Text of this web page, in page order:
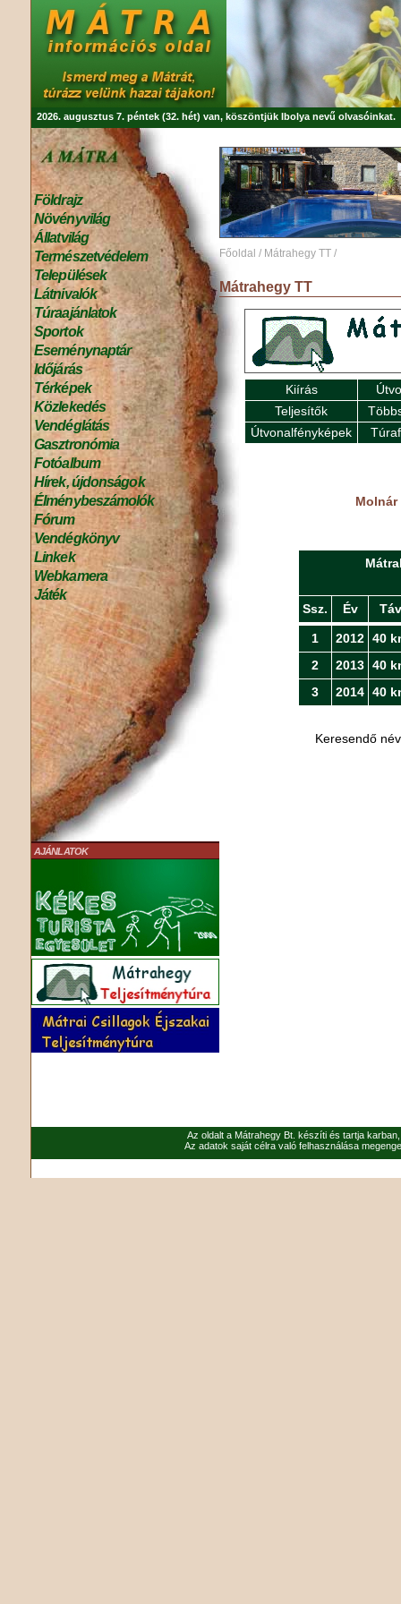
2026. augusztus 7. péntek (32. hét) van, köszöntjük Ibolya nevű olvasóinkat.
Földrajz
Növényvilág
Állatvilág
Természetvédelem
Települések
Látnivalók
Túraajánlatok
Sportok
Eseménynaptár
Időjárás
Térképek
Közlekedés
Vendéglátás
Gasztronómia
Fotóalbum
Hírek, újdonságok
Élménybeszámolók
Fórum
Vendégkönyv
Linkek
Webkamera
Játék
AJÁNLATOK
Főoldal / Mátrahegy TT /
Mátrahegy TT
Kiírás
Teljesítők
Útvonalfényképek
Molnár
Ssz. Év Táv
1 2012 40
2
2013 40
3
2014 40
Keresendő
Az oldalt a Mátrahegy Bt. készíti és tartja
Az adatok saját célra való felhasználása